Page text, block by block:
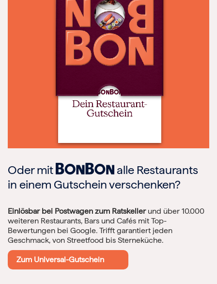
Oder mit
alle Restaurants
in einem Gutschein verschenken?
Einlösbar bei Postwagen zum Ratskellerund über 10.000
weiteren Restaurants, Bars und Cafés mit Top-
Bewertungen bei Google. Trifft garantiert jeden
Geschmack, von Streetfood bis Sterneküche.
Zum Universal-Gutschein